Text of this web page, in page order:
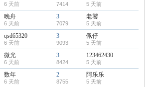
6 天前 7414 5 天前
晚舟
6 天前
3
7079
老饕
5 天前
qsd65320
6 天前
3
9093
佩仔
5 天前
微光
6 天前
3
8424
123462430
5 天前
数年
6 天前
2
8755
阿乐乐
5 天前